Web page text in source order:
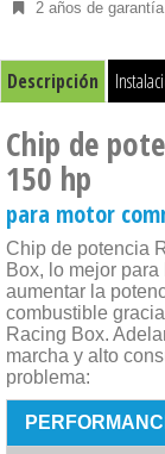
2 años de garantía
Descripción
Chip de
150 hp
para motor
Chip de potencia
Box, lo mejor
aumentar la
combustible
Racing Box.
marcha y alto
problema: